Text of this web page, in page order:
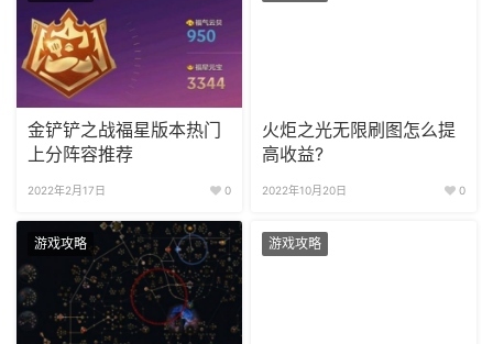
金铲铲之战福星版本热门
上分阵容推荐
2022年2月17日 0
火炬之光无限刷图怎么提
高收益?
2022年10月20日 0
游戏攻略 游戏攻略